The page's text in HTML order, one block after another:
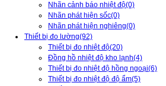
Nhãn cảnh báo nhiệt độ(0)
Nhãn phát hiện sốc(0)
Nhãn phát hiện nghiêng(0)
Thiết bị đo lường(92)
Thiết bị đo nhiệt độ(20)
Đồng hồ nhiệt độ kho lạnh(4)
Thiết bị đo nhiệt độ hồng ngoại(6)
Thiết bị đo nhiệt độ độ ẩm(5)